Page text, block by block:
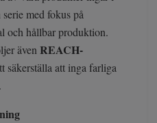
serie med fokus på
och hållbar produktion.
även REACH-
säkerställa att inga farliga